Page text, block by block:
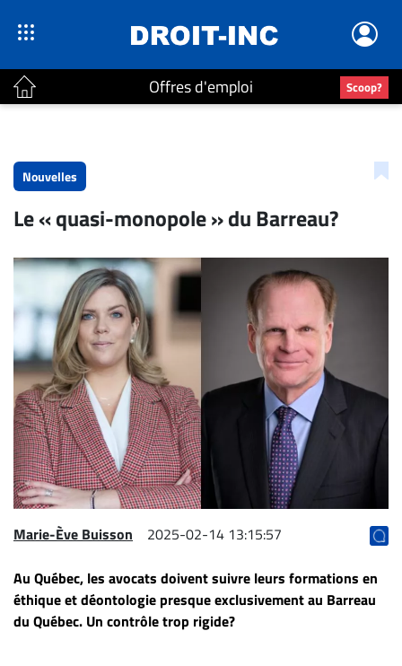
Offres d'emploi Scoop?
Accueil
Continu
Bureaux
Conseillers
Juridiques
Campus
Carrière
Archives
CARRIÈRE
ET
EMPLOIS
ET
JURISTES
Nouvelles
Le « quasi-monopole » du Barreau?
Marie-Ève Buisson 2025-02-14 13:15:57
Au Québec, les avocats doivent suivre leurs formations en
éthique et déontologie presque exclusivement au Barreau
du Québec. Un contrôle trop rigide?